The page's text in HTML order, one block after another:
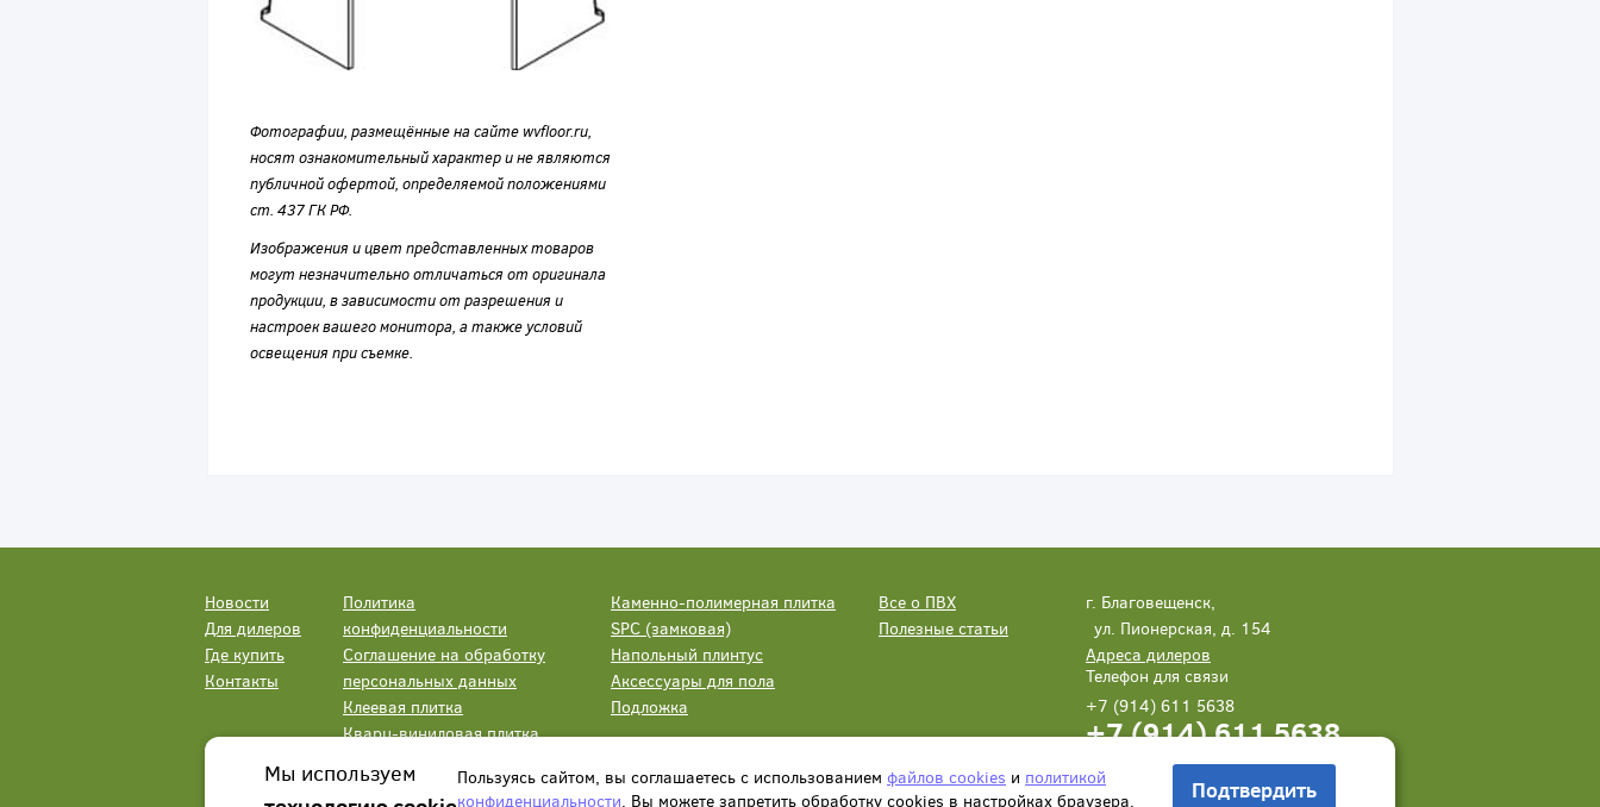
Фотографии, размещённые на сайте wvfloor.ru,
носят ознакомительный характер и не являются
публичной офертой, определяемой положениями
ст. 437 ГК РФ.
Изображения и цвет представленных товаров
могут незначительно отличаться от оригинала
продукции, в зависимости от разрешения и
настроек вашего монитора, а также условий
освещения при съемке.
Новости
Для дилеров
Где купить
Контакты
Политика
конфиденциальности
Соглашение на обработку
персональных данных
Клеевая плитка
Кварц-виниловая плитка
Каменно-полимерная плитка
SPC (замковая)
Напольный плинтус
Аксессуары для пола
Подложка
Все о ПВХ
Полезные статьи
г. Благовещенск,
ул. Пионерская, д. 154
Адреса дилеров
Телефон для связи
+7 (914) 611 5638
+7 (914) 611 5638
Написать нам Заказать звонок
Мы используем
Пользуясь сайтом, вы соглашаетесь с использованием файлов cookies и политикой
конфиденциальности. Вы можете запретить обработку сookies в настройках браузера. Подтвердить